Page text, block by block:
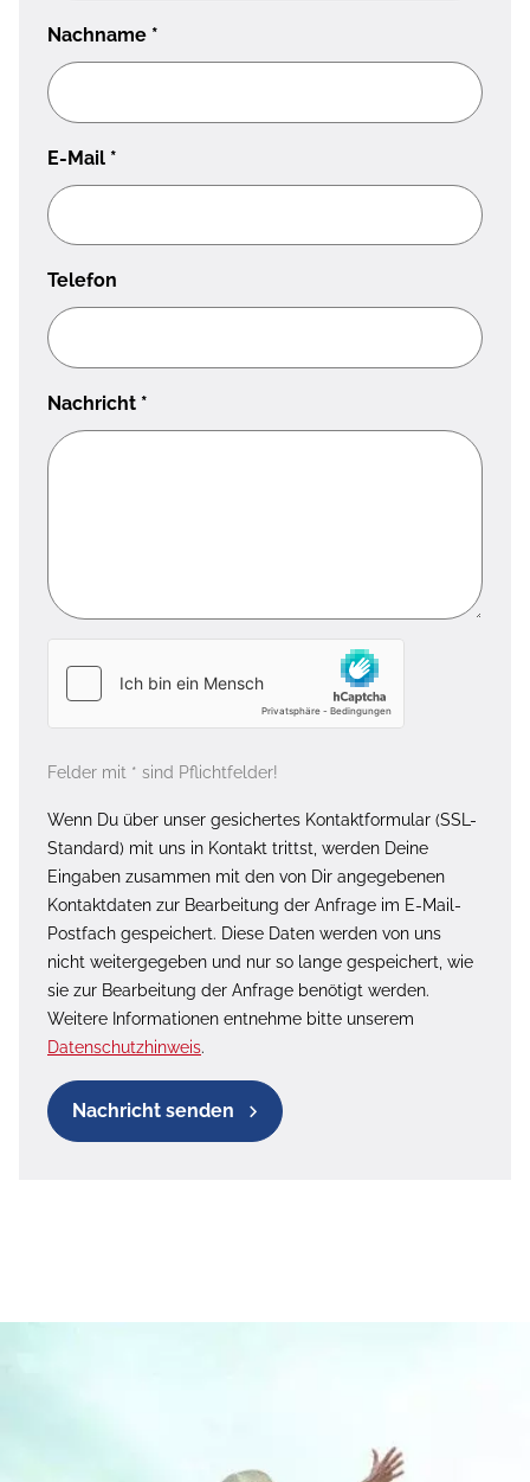
Nachname *
E-Mail *
Telefon
Nachricht *
Felder mit * sind Pflichtfelder!
Wenn Du über unser gesichertes Kontaktformular (SSL-
Standard) mit uns in Kontakt trittst, werden Deine
Eingaben zusammen mit den von Dir angegebenen
Kontaktdaten zur Bearbeitung der Anfrage im E-Mail-
Postfach gespeichert. Diese Daten werden von uns
nicht weitergegeben und nur so lange gespeichert, wie
sie zur Bearbeitung der Anfrage benötigt werden.
Weitere Informationen entnehme bitte unserem
Datenschutzhinweis.
Nachricht senden